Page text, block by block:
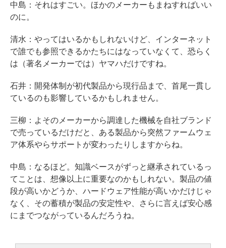
中島：それはすごい。ほかのメーカーもまねすればいい
のに。
清水：やってはいるかもしれないけど、インターネット
で誰でも参照できるかたちにはなっていなくて、恐らく
は（著名メーカーでは）ヤマハだけですね。
石井：開発体制が初代製品から現行品まで、首尾一貫し
ているのも影響しているかもしれません。
三柳：よそのメーカーから調達した機械を自社ブランド
で売っているだけだと、ある製品から突然ファームウェ
ア体系やらサポートが変わったりしますからね。
中島：なるほど。知識ベースがずっと継承されているっ
てことは、想像以上に重要なのかもしれない。製品の値
段が高いかどうか、ハードウェア性能が高いかだけじゃ
なく、その蓄積が製品の安定性や、さらに言えば安心感
にまでつながっているんだろうね。